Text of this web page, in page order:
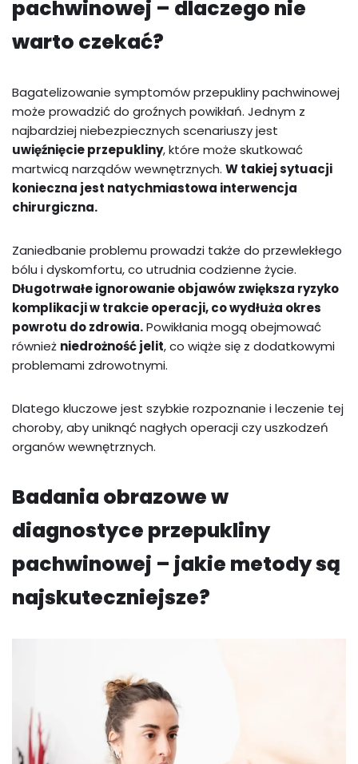
pachwinowej – dlaczego nie
warto czekać?
Bagatelizowanie symptomów przepukliny pachwinowej
może prowadzić do groźnych powikłań. Jednym z
najbardziej niebezpiecznych scenariuszy jest
uwięźnięcie przepukliny, które może skutkować
martwicą narządów wewnętrznych. W takiej sytuacji
konieczna jest natychmiastowa interwencja
chirurgiczna.
Zaniedbanie problemu prowadzi także do przewlekłego
bólu i dyskomfortu, co utrudnia codzienne życie.
Długotrwałe ignorowanie objawów zwiększa ryzyko
komplikacji w trakcie operacji, co wydłuża okres
powrotu do zdrowia.Powikłania mogą obejmować
również niedrożność jelit, co wiąże się z dodatkowymi
problemami zdrowotnymi.
Dlatego kluczowe jest szybkie rozpoznanie i leczenie tej
choroby, aby uniknąć nagłych operacji czy uszkodzeń
organów wewnętrznych.
Badania obrazowe w
diagnostyce przepukliny
pachwinowej – jakie metody są
najskuteczniejsze?